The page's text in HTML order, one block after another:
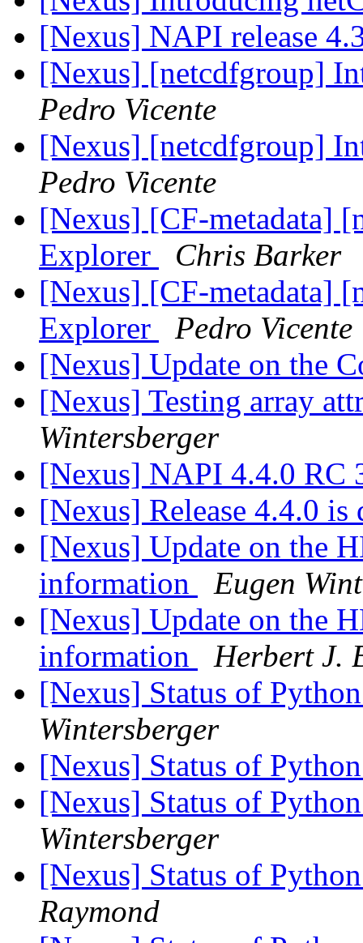
[Nexus] NAPI release
[Nexus] [netcdfgroup]
Pedro Vicente
[Nexus] [netcdfgroup]
Pedro Vicente
[Nexus] [CF-metadata]
Explorer
Chris Barker
[Nexus] [CF-metadata]
Explorer
Pedro Vicente
[Nexus] Update on the
[Nexus] Testing array
Wintersberger
[Nexus] NAPI 4.4.0 RC
[Nexus] Release 4.4.0 is
[Nexus] Update on the
information
Eugen
[Nexus] Update on the
information
Herbert J.
[Nexus] Status of
Wintersberger
[Nexus] Status of
[Nexus] Status of
Wintersberger
[Nexus] Status of
Raymond